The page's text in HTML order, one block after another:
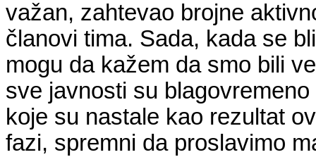
važan, zahtevao brojne
članovi tima. Sada, kada se
mogu da kažem da smo bili
sve javnosti su
koje su nastale kao rezultat
fazi, spremni da proslavimo